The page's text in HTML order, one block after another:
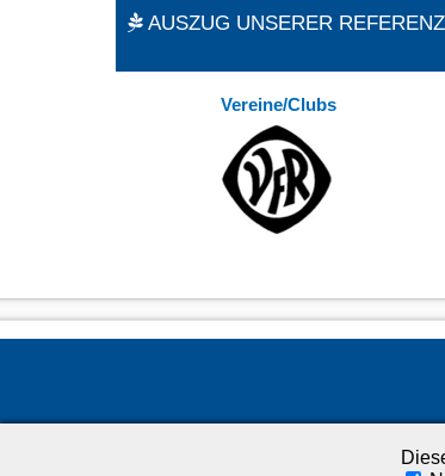
AUSZUG UNSERER
Vereine/Clubs